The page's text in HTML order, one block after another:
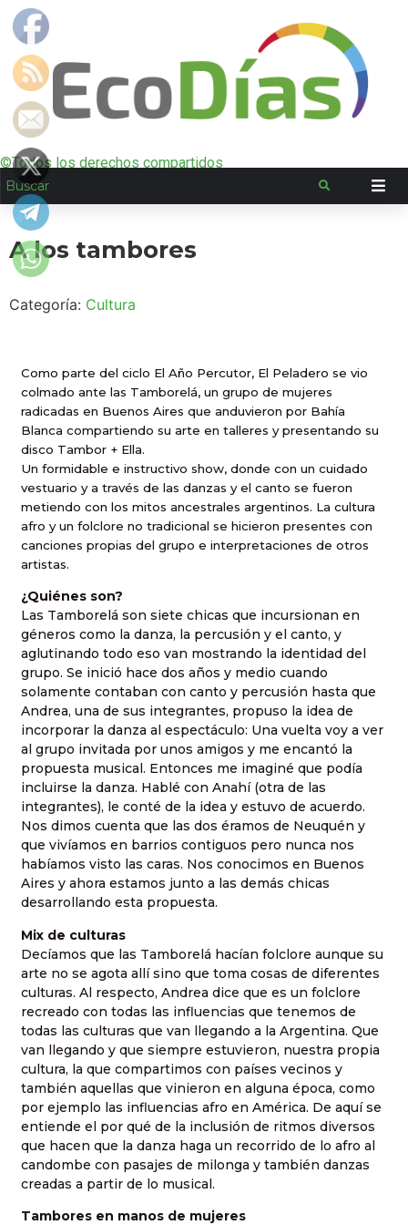
©Todos los derechos compartidos
A los tambores
Categoría: Cultura
Como parte del ciclo El Año Percutor, El Peladero se vio
colmado ante las Tamborelá, un grupo de mujeres
radicadas en Buenos Aires que anduvieron por Bahía
Blanca compartiendo su arte en talleres y presentando su
disco Tambor + Ella.
Un formidable e instructivo show, donde con un cuidado
vestuario y a través de las danzas y el canto se fueron
metiendo con los mitos ancestrales argentinos. La cultura
afro y un folclore no tradicional se hicieron presentes con
canciones propias del grupo e interpretaciones de otros
artistas.
¿Quiénes son?
Las Tamborelá son siete chicas que incursionan en
géneros como la danza, la percusión y el canto, y
aglutinando todo eso van mostrando la identidad del
grupo. Se inició hace dos años y medio cuando
solamente contaban con canto y percusión hasta que
Andrea, una de sus integrantes, propuso la idea de
incorporar la danza al espectáculo: Una vuelta voy a ver
al grupo invitada por unos amigos y me encantó la
propuesta musical. Entonces me imaginé que podía
incluirse la danza. Hablé con Anahí (otra de las
integrantes), le conté de la idea y estuvo de acuerdo.
Nos dimos cuenta que las dos éramos de Neuquén y
que vivíamos en barrios contiguos pero nunca nos
habíamos visto las caras. Nos conocimos en Buenos
Aires y ahora estamos junto a las demás chicas
desarrollando esta propuesta.
Mix de culturas
Decíamos que las Tamborelá hacían folclore aunque su
arte no se agota allí sino que toma cosas de diferentes
culturas. Al respecto, Andrea dice que es un folclore
recreado con todas las influencias que tenemos de
todas las culturas que van llegando a la Argentina. Que
van llegando y que siempre estuvieron, nuestra propia
cultura, la que compartimos con países vecinos y
también aquellas que vinieron en alguna época, como
por ejemplo las influencias afro en América. De aquí se
entiende el por qué de la inclusión de ritmos diversos
que hacen que la danza haga un recorrido de lo afro al
candombe con pasajes de milonga y también danzas
creadas a partir de lo musical.
Tambores en manos de mujeres